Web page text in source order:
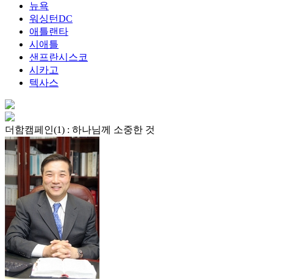
뉴욕
워싱턴DC
애틀랜타
시애틀
샌프란시스코
시카고
텍사스
더함캠페인(1) : 하나님께 소중한 것